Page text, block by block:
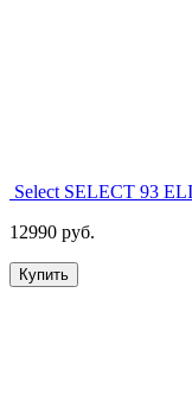
Select SELECT 93
12990 руб.
Купить